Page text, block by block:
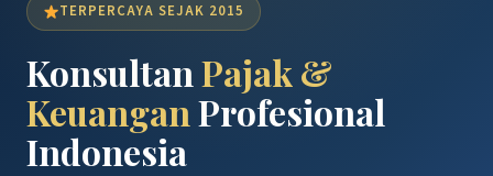
TERPERCAYA SEJAK 2015
KonsultanPajak &
KeuanganProfesional
Indonesia